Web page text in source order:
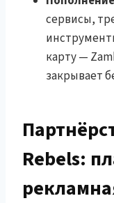
сервисы,
карту —
закрывает
Rebels: